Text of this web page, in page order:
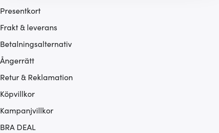
som du vill dela med dig av.
Presentkort
Frakt & leverans
Betalningsalternativ
Ångerrätt
Retur & Reklamation
Köpvillkor
Kampanjvillkor
BRA DEAL